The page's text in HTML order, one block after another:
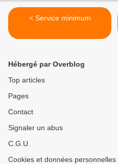
< Service minimum
Hébergé par Overblog
Top articles
Pages
Contact
Signaler un abus
C.G.U.
Cookies et données personnelles